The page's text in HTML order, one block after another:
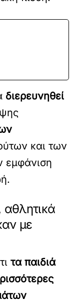
διερευνηθεί
και των
εμφάνιση
με
τα παιδιά